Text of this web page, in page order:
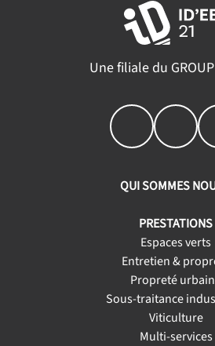
Une filiale du
QUI SOMMES
PRESTATIONS
Espaces verts
Entretien &
Propreté
Sous-traitance
Viticulture
Multi-services